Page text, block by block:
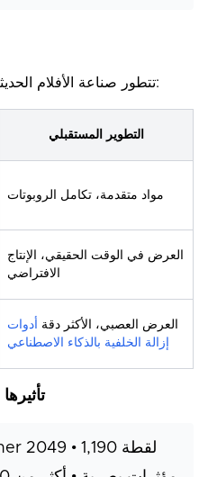
تتطور صناعة الأفلام الحديثة نحو مزيج متقدم من التقنيات:
التطوير المستقبلي
مواد متقدمة، تكامل الروبوتات
العرض في الوقت الحقيقي، الإنتاج
الافتراضي
العرض العصبي، الأكثر دقة
أدوات
إزالة الخلفية بالذكاء الاصطناعي